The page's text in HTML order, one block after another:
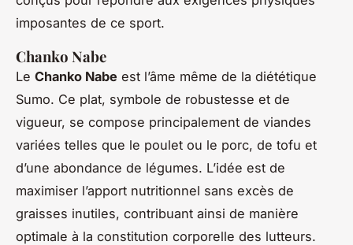
imposantes de ce sport.
Chanko Nabe
Le Chanko Nabe est l’âme même de la diététique
Sumo. Ce plat, symbole de robustesse et de
vigueur, se compose principalement de viandes
variées telles que le poulet ou le porc, de tofu et
d’une abondance de légumes. L’idée est de
maximiser l’apport nutritionnel sans excès de
graisses inutiles, contribuant ainsi de manière
optimale à la constitution corporelle des lutteurs.